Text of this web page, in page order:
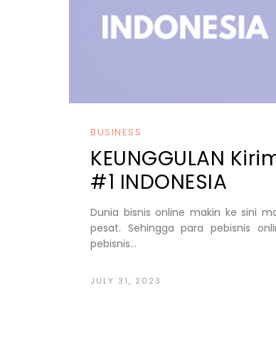
BUSINESS
KEUNGGULAN
#1 INDONESIA
Dunia bisnis online makin ke sini
pesat. Sehingga para pebisnis
pebisnis...
JULY 31, 2023